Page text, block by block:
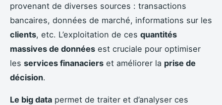
provenant de diverses sources : transactions
bancaires, données de marché, informations sur les
clients, etc. L’exploitation de ces quantités
massives de données est cruciale pour optimiser
les services finanaciers et améliorer la prise de
décision.
Le big data permet de traiter et d’analyser ces